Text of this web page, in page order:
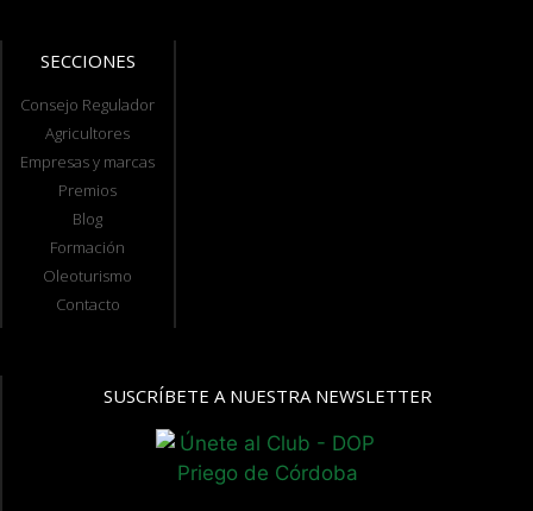
SECCIONES
Consejo Regulador
Agricultores
Empresas y marcas
Premios
Blog
Formación
Oleoturismo
Contacto
SUSCRÍBETE A NUESTRA NEWSLETTER